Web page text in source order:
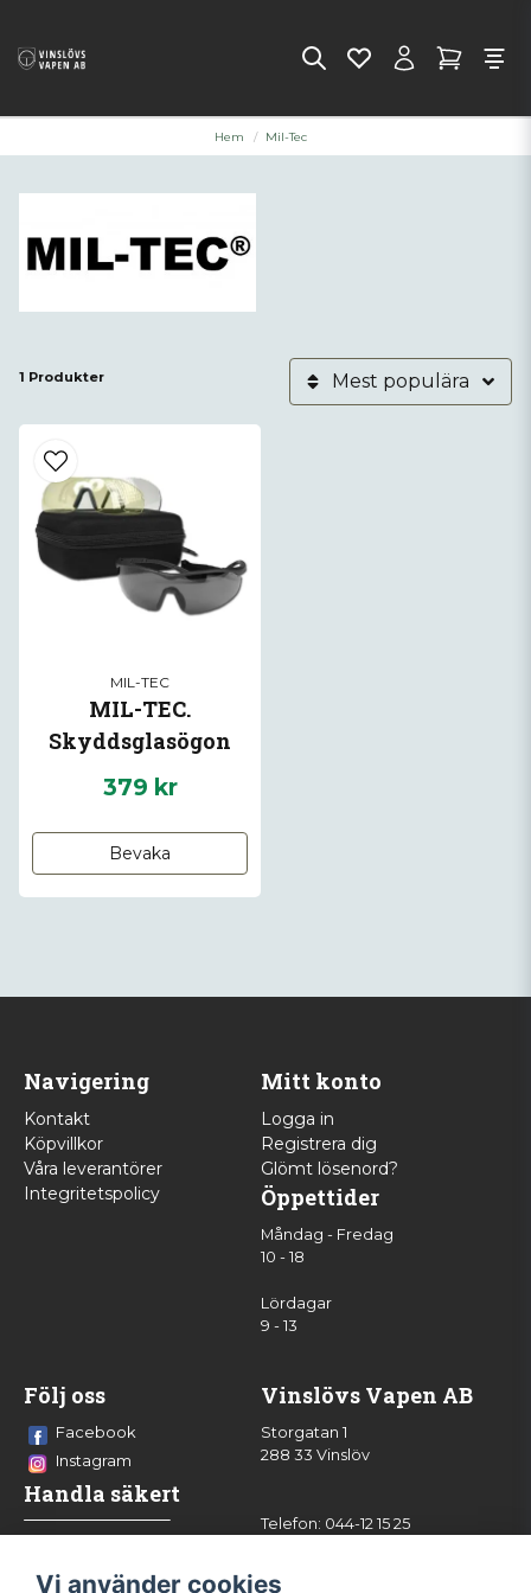
Hem Mil-Tec
1 Produkter Mest populära
MIL-TEC
MIL-TEC.
Skyddsglasögon
EN166.
379 kr
Bevaka
Navigering
Kontakt
Köpvillkor
Våra leverantörer
Integritetspolicy
Mitt konto
Logga in
Registrera dig
Glömt lösenord?
Öppettider
Måndag - Fredag
10 - 18
Lördagar
9 - 13
Följ oss
Facebook
Instagram
Handla säkert
Vinslövs Vapen AB
Storgatan 1
288 33 Vinslöv
Telefon: 044-12 15 25
Vi använder cookies